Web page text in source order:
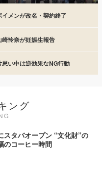
イメンが改名・契約終了
崎怜奈が妊娠生報告
思い中は逆効果なNG行動
ング
スタバオープン “文化財”の
のコーヒー時間